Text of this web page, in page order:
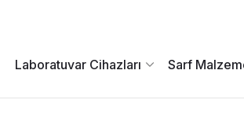
Laboratuvar Cihazları Sarf